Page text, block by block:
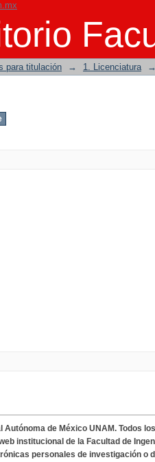
para titulación → 1. Licenciatura
Autónoma de México UNAM. Todos
institucional de la Facultad de
personales de investigación o